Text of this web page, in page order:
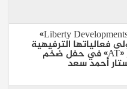
شركة «Liberty Developments»
فعالياتها الترفيهية
بمشروع «AT» في حفل ضخم
أحمد سعد